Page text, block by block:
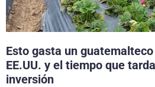
Esto gasta un
EE.UU. y el tiempo que
inversión